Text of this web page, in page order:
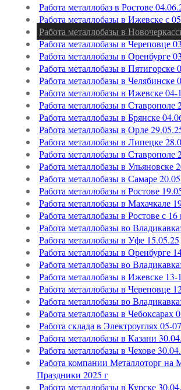
Работа металлобаз в Ростове
Работа металлобазы в Ижевске с
Работа металлобазы в
Работа металлобазы в Череповце
Работа металлобазы в Оренбурге
Работа металлобазы в Пятигорске
Работа металлобазы в Челябинске
Работа металлобазы в Ижевске 04-
Работа металлобазы в Ставрополе
Работа металлобазы в Брянске
Работа металлобазы в Орле
Работа металлобазы в Липецке
Работа металлобазы в Ставрополе
Работа металлобазы в Ульяновске
Работа металлобазы в Самаре
Работа металлобазы в Ростове
Работа металлобазы в Махачкале
Работа металлобазы в Ростове с
Работа металлобазы во
Работа металлобазы в Уфе 15.05.25
Работа металлобазы в Оренбурге
Работа металлобазы во
Работа металлобазы в Ижевске 13-
Работа металлобазы в Череповце
Работа металлобазы во
Работа металлобазы в Чебоксарах
Работа склада в Электроуглях 05-
Работа металлобазы в Казани
Работа металлобазы в Чехове
Работа компании Металлоторг на
Праздники 2025 г
Работа металлобазы в Курске